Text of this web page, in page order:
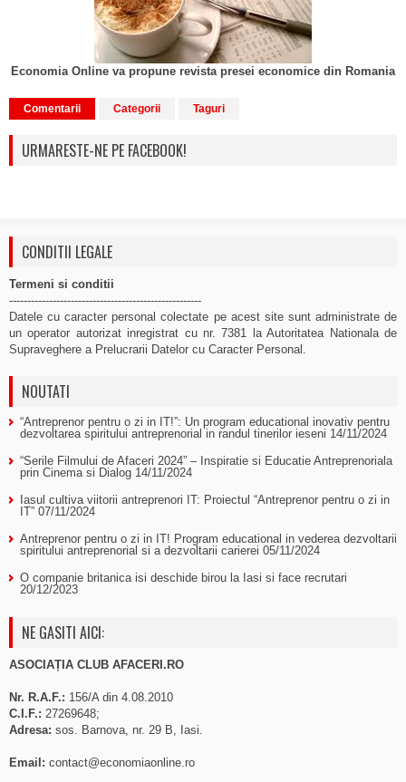
Economia Online va propune revista presei economice din Romania
Comentarii Categorii Taguri
URMARESTE-NE PE FACEBOOK!
CONDITII LEGALE
Termeni si conditii
-----------------------------------------------------
Datele cu caracter personal colectate pe acest site sunt administrate de
un operator autorizat inregistrat cu nr. 7381 la Autoritatea Nationala de
Supraveghere a Prelucrarii Datelor cu Caracter Personal.
NOUTATI
“Antreprenor pentru o zi in IT!”: Un program educational inovativ pentru
dezvoltarea spiritului antreprenorial in randul tinerilor ieseni 14/11/2024
“Serile Filmului de Afaceri 2024” – Inspiratie si Educatie Antreprenoriala
prin Cinema si Dialog 14/11/2024
Iasul cultiva viitorii antreprenori IT: Proiectul “Antreprenor pentru o zi in
IT” 07/11/2024
Antreprenor pentru o zi in IT! Program educational in vederea dezvoltarii
spiritului antreprenorial si a dezvoltarii carierei 05/11/2024
O companie britanica isi deschide birou la Iasi si face recrutari
20/12/2023
NE GASITI AICI:
ASOCIAȚIA CLUB AFACERI.RO
Nr. R.A.F.: 156/A din 4.08.2010
C.I.F.: 27269648;
Adresa: sos. Barnova, nr. 29 B, Iasi.
Email: contact@economiaonline.ro